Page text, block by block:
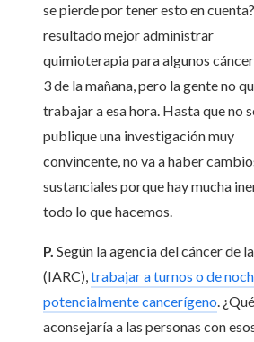
se pierde por tener esto en
resultado mejor administrar
quimioterapia para algunos
3 de la mañana, pero la gente no
trabajar a esa hora. Hasta que no
publique una investigación muy
convincente, no va a haber
sustanciales porque hay mucha
todo lo que hacemos.
P. Según la agencia del cáncer de
(IARC),trabajar a turnos o de
potencialmente cancerígeno. ¿Qué
aconsejaría a las personas con